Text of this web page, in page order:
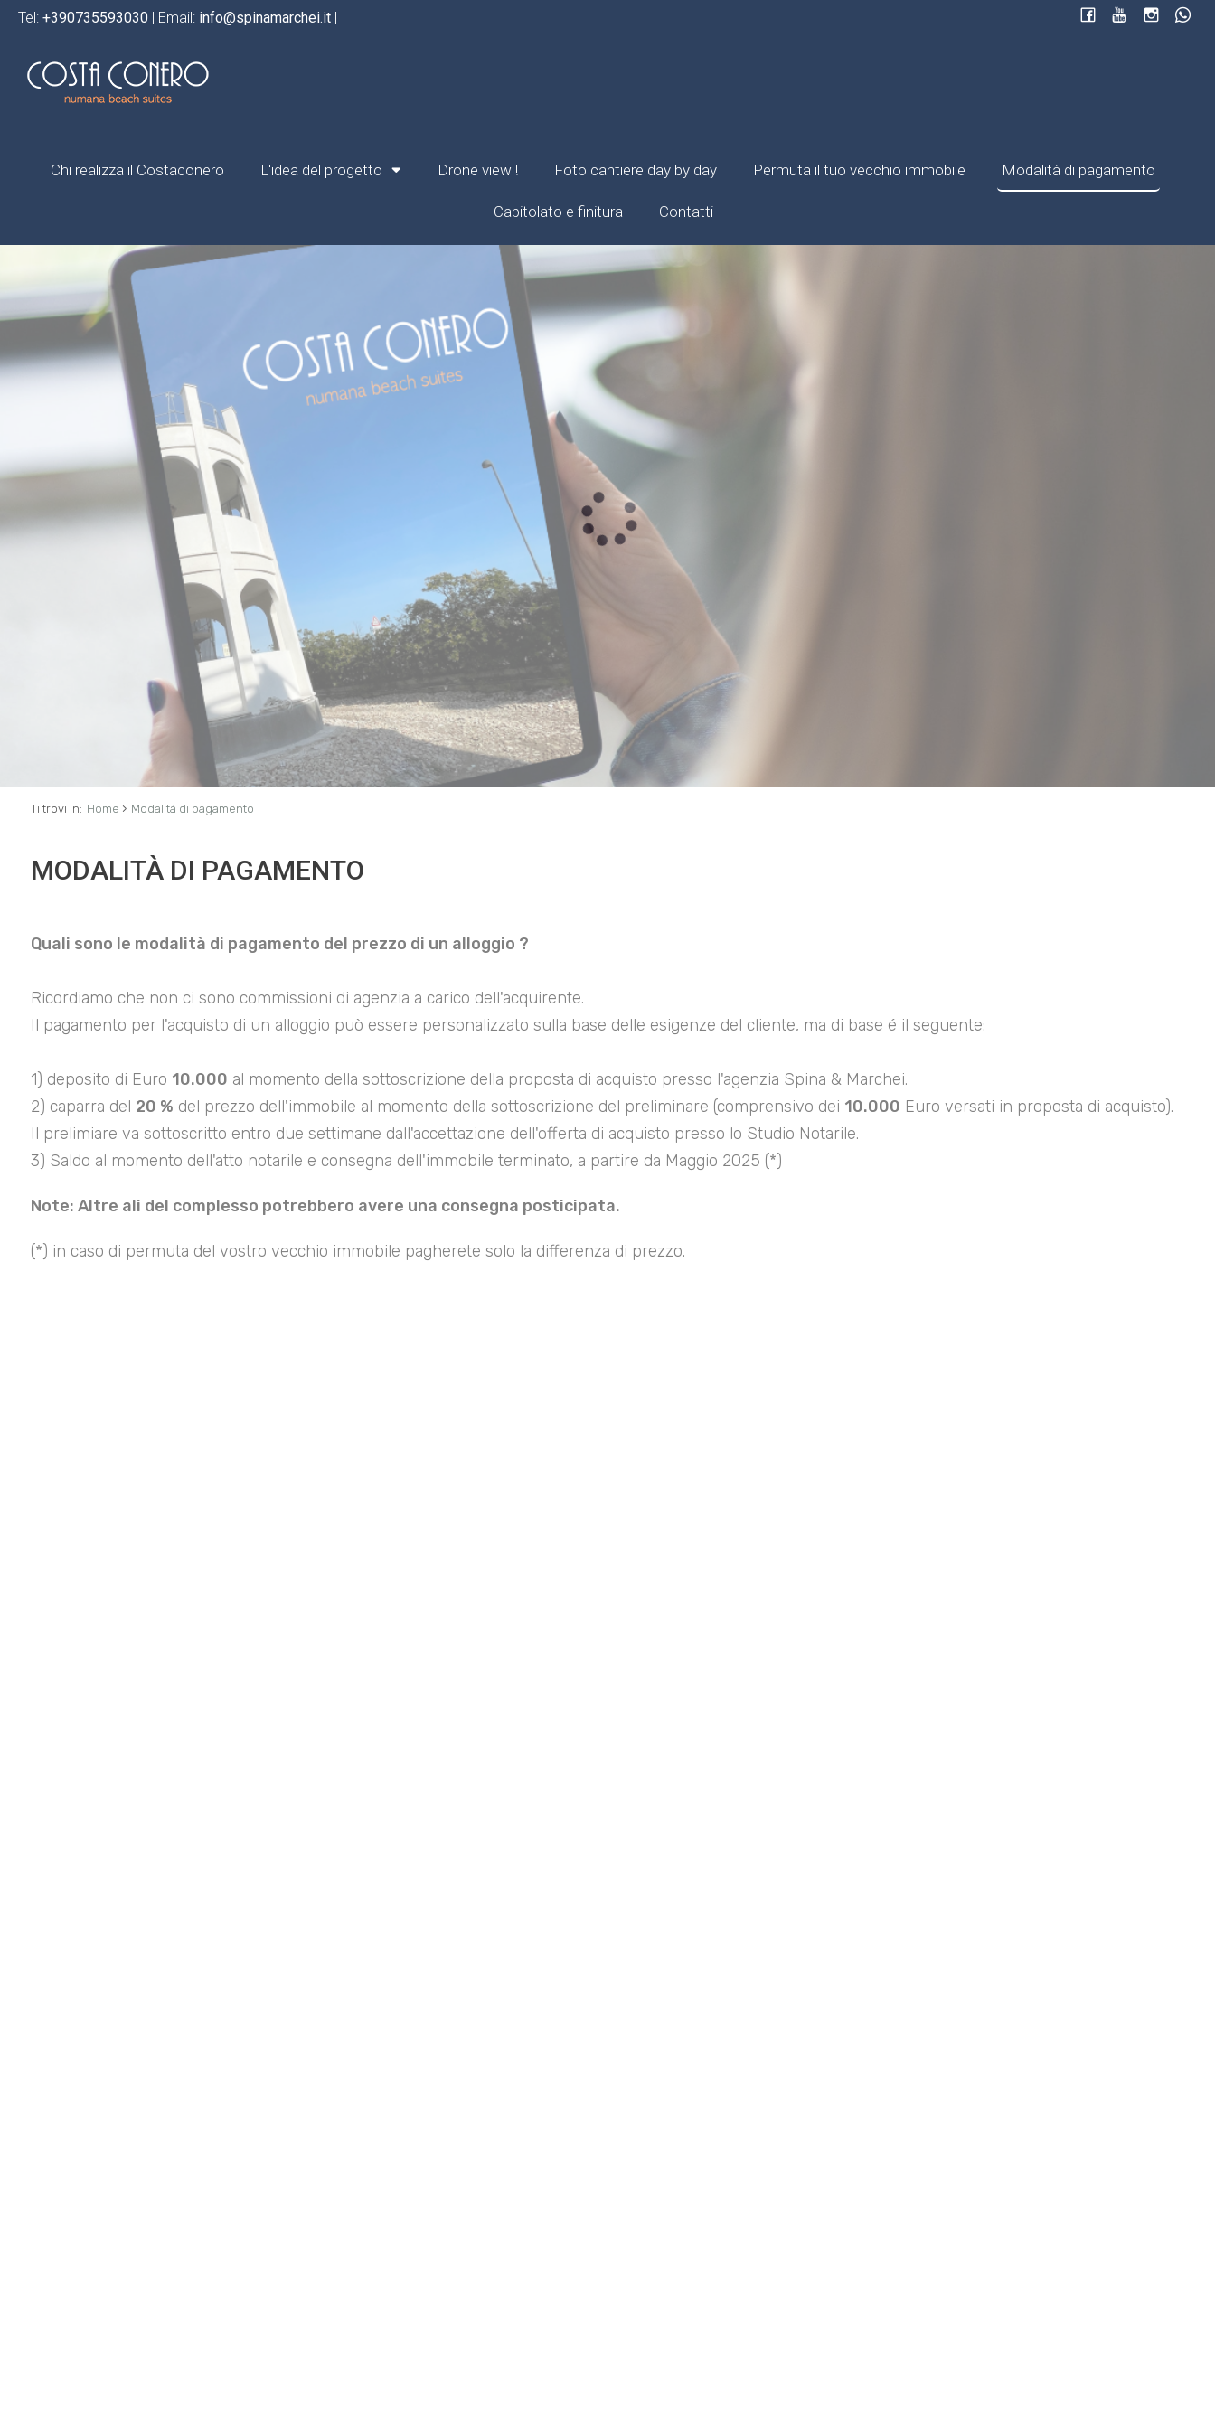
Chi realizza il Costaconero L'idea del progetto Drone view ! Foto cantiere day by day Permuta il tuo vecchio immobile Modalità di pagamento
Capitolato e finitura Contatti
Tel: +390735593030 | Email: info@spinamarchei.it |
Ti trovi in: Home › Modalità di pagamento
MODALITÀ DI PAGAMENTO
Quali sono le modalità di pagamento del prezzo di un alloggio ?
Ricordiamo che non ci sono commissioni di agenzia a carico dell'acquirente.
Il pagamento per l'acquisto di un alloggio può essere personalizzato sulla base delle esigenze del cliente, ma di base é il seguente:
1) deposito di Euro 10.000 al momento della sottoscrizione della proposta di acquisto presso l'agenzia Spina & Marchei.
2) caparra del 20 % del prezzo dell'immobile al momento della sottoscrizione del preliminare (comprensivo dei 10.000 Euro versati in proposta di acquisto).
Il prelimiare va sottoscritto entro due settimane dall'accettazione dell'offerta di acquisto presso lo Studio Notarile.
3) Saldo al momento dell'atto notarile e consegna dell'immobile terminato, a partire da Maggio 2025 (*)
Note: Altre ali del complesso potrebbero avere una consegna posticipata.
(*) in caso di permuta del vostro vecchio immobile pagherete solo la differenza di prezzo.